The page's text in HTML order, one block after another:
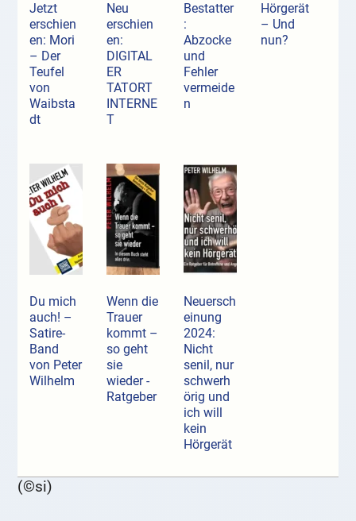
Jetzt
erschien
en: Mori
– Der
Teufel
von
Waibsta
dt
Neu
erschien
en:
DIGITAL
ER
TATORT
INTERNE
T
Bestatter
:
Abzocke
und
Fehler
vermeide
n
Hörgerät
– Und
nun?
Du mich
auch! –
Satire-
Band
von Peter
Wilhelm
Wenn die
Trauer
kommt –
so geht
sie
wieder -
Ratgeber
Neuersch
einung
2024:
Nicht
senil, nur
schwerh
örig und
ich will
kein
Hörgerät
(©si)